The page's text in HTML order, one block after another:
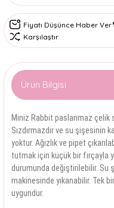
Fiyatı Düşünce Haber Ver
Karşılaştır
Ürün Bilgisi
Miniz Rabbit paslanmaz çelik
Sızdırmazdır ve su şişesinin
yoktur. Ağızlık ve pipet
tutmak için küçük bir fırçayla
durumunda değiştirilebilir. Su
makinesinde yıkanabilir. Tek
uygundur.